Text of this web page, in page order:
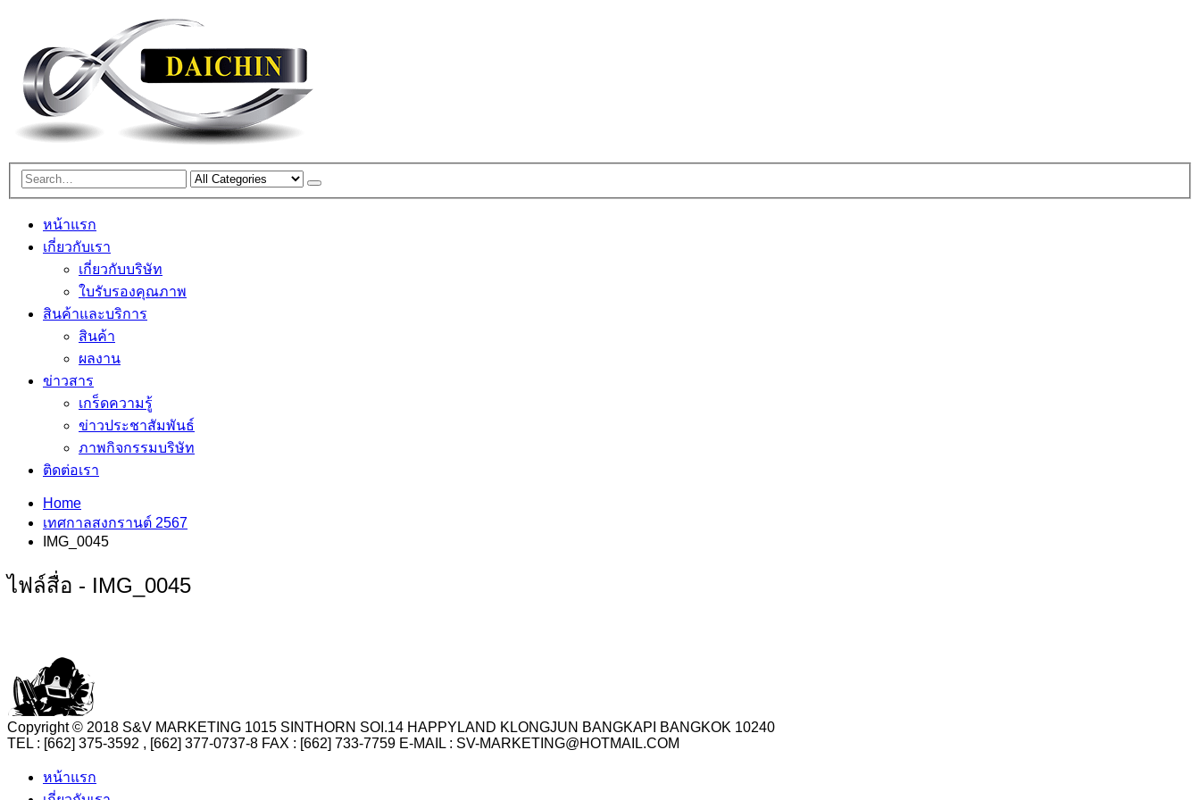
หน้าแรก
เกี่ยวกับเรา
เกี่ยวกับบริษัท
ใบรับรองคุณภาพ
สินค้าและบริการ
สินค้า
ผลงาน
ข่าวสาร
เกร็ดความรู้
ข่าวประชาสัมพันธ์
ภาพกิจกรรมบริษัท
ติดต่อเรา
Home
เทศกาลสงกรานต์ 2567
IMG_0045
ไฟล์สื่อ - IMG_0045
Copyright © 2018 S&V MARKETING 1015 SINTHORN SOI.14 HAPPYLAND KLONGJUN BANGKAPI BANGKOK 10240
TEL : [662] 375-3592 , [662] 377-0737-8 FAX : [662] 733-7759 E-MAIL : SV-MARKETING@HOTMAIL.COM
หน้าแรก